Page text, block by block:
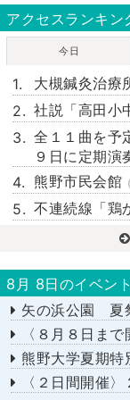
アクセスランキン
今日
大槻鍼灸治療
社説「高田小
全１１曲を
９日に定期演
熊野市民会館
不連続線「鶏
8月 8日のイベン
矢の浜公園 夏
〈８月８日まで
熊野大学夏期特別セ
〈２日間開催